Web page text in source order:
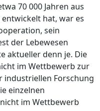
70 000 Jahren aus
hat, war es
sein
der Lebewesen
aktueller denn je. Die
im Wettbewerb zur
industriellen Forschung
einzelnen
im Wettbewerb